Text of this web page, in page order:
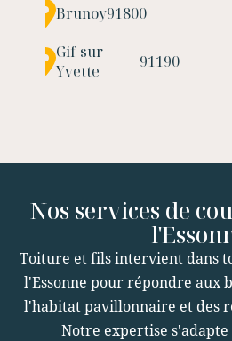
Brunoy91800
Gif-sur-
Yvette
91190
Nos services de
Toiture et fils intervient dans
l'Essonne pour répondre aux
l'habitat pavillonnaire et des
Notre expertise